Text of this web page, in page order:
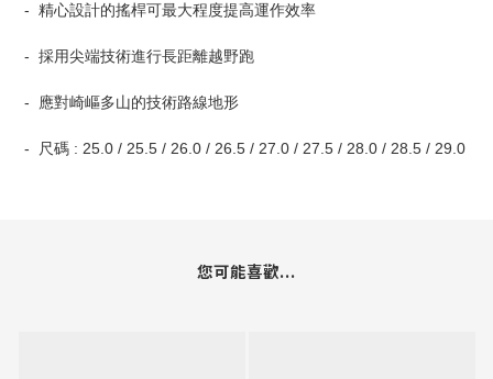
- 精心設計的搖桿可最大程度提高運作效率
- 採用尖端技術進行長距離越野跑
- 應對崎嶇多山的技術路線地形
- 尺碼 : 25.0 / 25.5 / 26.0 / 26.5 / 27.0 / 27.5 / 28.0 / 28.5 / 29.0
您可能喜歡...